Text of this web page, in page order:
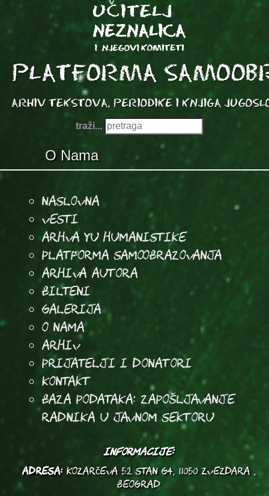
traži...
O Nama
Naslovna
Vesti
Arhva YU Humanistike
Platforma samoobrazovanja
arhiva autora
Bilteni
Galerija
O Nama
Arhiv
Prijatelji i donatori
Kontakt
Baza podataka: Zapošljavanje
radnika u javnom sektoru
INFORMACIJE:
ADRESA:Kozarčeva 52 stan G4, 11050 Zvezdara ,
Beograd